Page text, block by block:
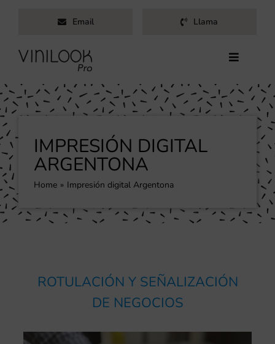
contenido
Email Llama
Toggle
Inicio
Servicios
Productos
Trabajos
Blog
Contacto
IMPRESIÓN DIGITAL
ARGENTONA
Home Impresión digital Argentona
ROTULACIÓN Y SEÑALIZACIÓN
DE NEGOCIOS